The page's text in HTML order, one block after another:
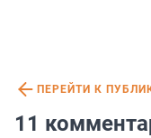
ПЕРЕЙТИ К
11